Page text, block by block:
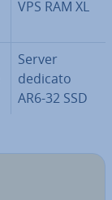
VPS RAM XL
Server
dedicato
AR6-32 SSD